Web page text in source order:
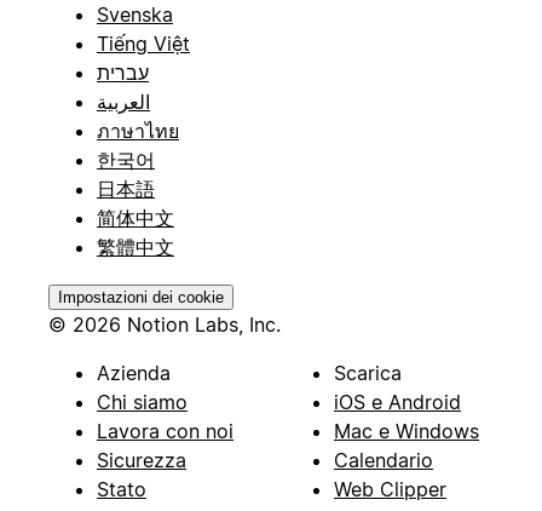
Svenska
Tiếng Việt
עברית
العربية
ภาษาไทย
한국어
日本語
简体中文
繁體中文
Impostazioni dei cookie
© 2026 Notion Labs, Inc.
Azienda
Chi siamo
Lavora con noi
Sicurezza
Stato
Scarica
iOS e Android
Mac e Windows
Calendario
Web Clipper